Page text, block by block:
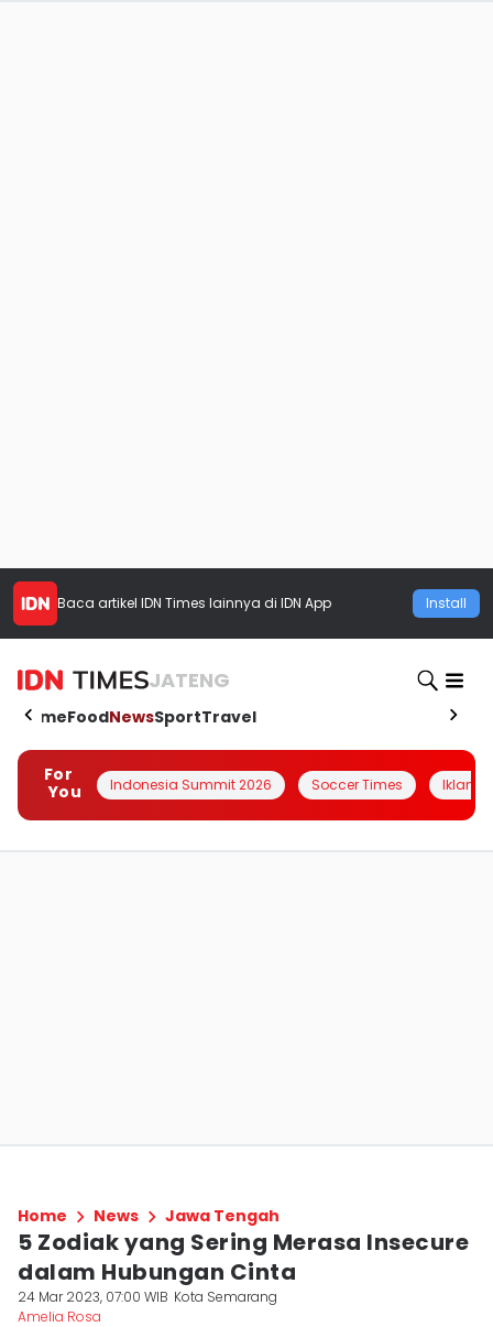
Baca artikel IDN Times lainnya di IDN App Install
JATENG
HomeFoodNewsSportTravel
For
You
Indonesia Summit 2026 Soccer Times Iklanin
Home News Jawa Tengah
5 Zodiak yang Sering Merasa Insecure
dalam Hubungan Cinta
24 Mar 2023, 07:00 WIB Kota Semarang
Amelia Rosa